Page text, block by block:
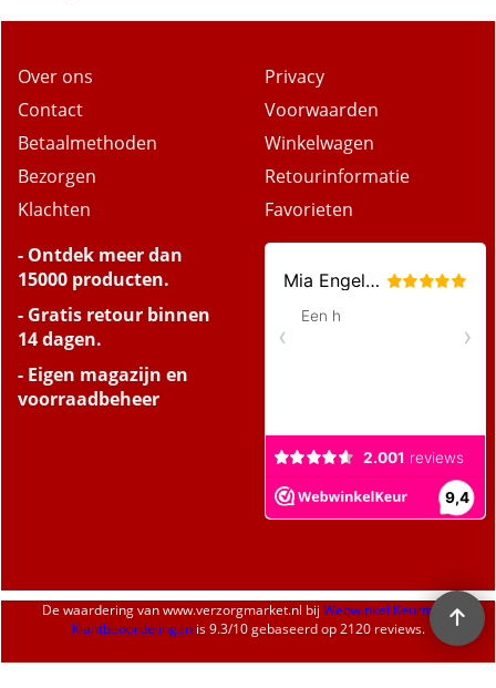
Over ons
Contact
Betaalmethoden
Bezorgen
Klachten
Privacy
Voorwaarden
Winkelwagen
Retourinformatie
Favorieten
- Ontdek meer dan
15000 producten.
- Gratis retour binnen
14 dagen.
- Eigen magazijn en
voorraadbeheer
De waardering vanwww.verzorgmarket.nl bij Webwinkel Keurmerk
Klantbeoordelingenis9.3/10gebaseerd op 2120 reviews.